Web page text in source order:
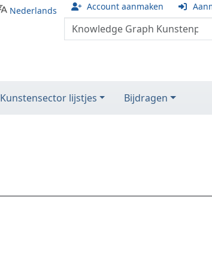
Nederlands Account aanmaken
Kunstensector lijstjes Bijdragen